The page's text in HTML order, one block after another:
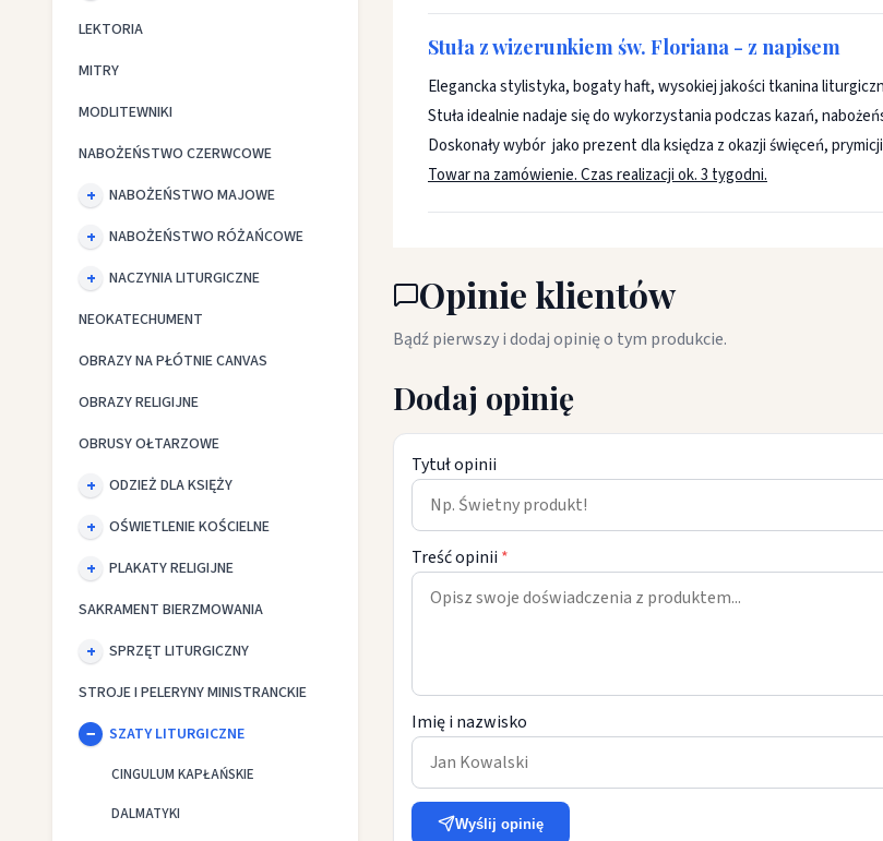
LEKTORIA
MITRY
MODLITEWNIKI
NABOŻEŃSTWO CZERWCOWE
NABOŻEŃSTWO MAJOWE
NABOŻEŃSTWO RÓŻAŃCOWE
NACZYNIA LITURGICZNE
NEOKATECHUMENT
OBRAZY NA PŁÓTNIE CANVAS
OBRAZY RELIGIJNE
OBRUSY OŁTARZOWE
ODZIEŻ DLA KSIĘŻY
OŚWIETLENIE KOŚCIELNE
PLAKATY RELIGIJNE
SAKRAMENT BIERZMOWANIA
SPRZĘT LITURGICZNY
STROJE I PELERYNY MINISTRANCKIE
SZATY LITURGICZNE
CINGULUM KAPŁAŃSKIE
DALMATYKI
Stuła z wizerunkiem św. Floriana - z napisem
Elegancka stylistyka, bogaty haft, wysokiej jakości tkanina
Stuła idealnie nadaje się do wykorzystania podczas kazań,
Doskonały wybór jako prezent dla księdza z okazji święceń,
Towar na zamówienie. Czas realizacji ok. 3 tygodni.
Opinie klientów
Bądź pierwszy i dodaj opinię o tym produkcie.
Dodaj opinię
Tytuł opinii
Treść opinii *
Imię i nazwisko
Wyślij opinię